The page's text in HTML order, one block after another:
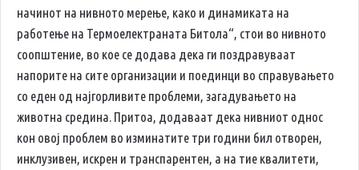
начинот на нивното мерење, како и динамиката на
работење на Термоелектраната Битола“, стои во нивното
соопштение, во кое се додава дека ги поздравуваат
напорите на сите организации и поединци во справувањето
со еден од најгорливите проблеми, загадувањето на
животна средина. Притоа, додаваат дека нивниот однос
кон овој проблем во изминатите три години бил отворен,
инклузивен, искрен и транспарентен, а на тие квалитети,